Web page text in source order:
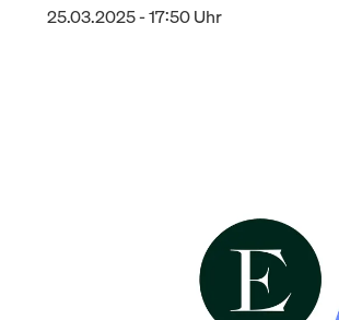
25.03.2025 - 17:50 Uhr